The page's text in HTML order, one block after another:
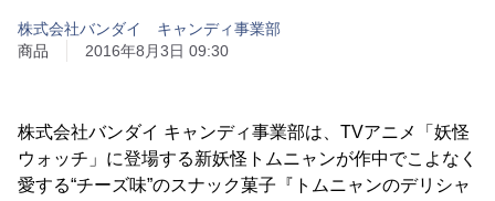
株式会社バンダイ キャンディ事業部
商品
2016年8月3日 09:30
株式会社バンダイ キャンディ事業部は、TVアニメ「妖怪
ウォッチ」に登場する新妖怪トムニャンが作中でこよなく
愛する“チーズ味”のスナック菓子『トムニャンのデリシャ